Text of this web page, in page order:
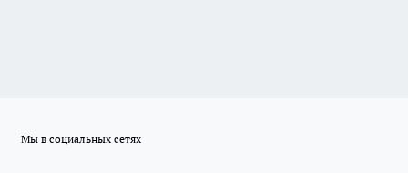
Мы в социальных сетях